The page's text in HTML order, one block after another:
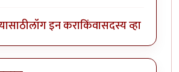
लॉग इन कराकिंवासदस्य व्हा